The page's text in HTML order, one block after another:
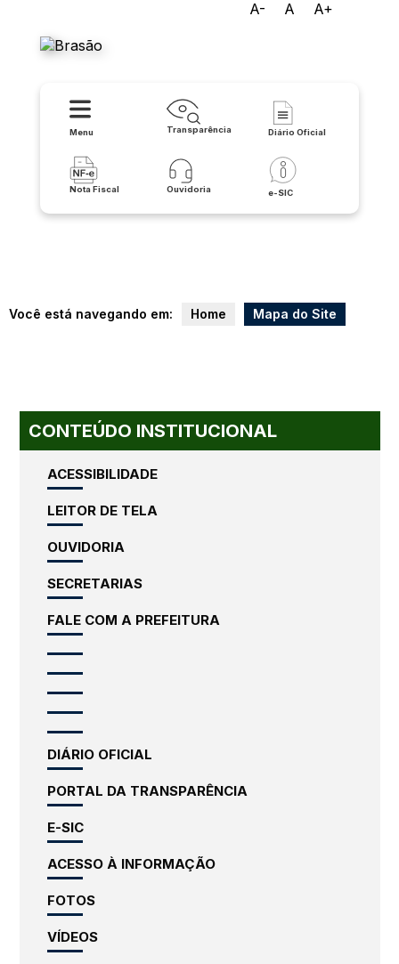
A- A A+
Menu Transparência Diário Oficial
Nota Fiscal Ouvidoria e-SIC
Você está navegando em: Home Mapa do Site
CONTEÚDO INSTITUCIONAL
ACESSIBILIDADE
LEITOR DE TELA
OUVIDORIA
SECRETARIAS
FALE COM A PREFEITURA
DIÁRIO OFICIAL
PORTAL DA TRANSPARÊNCIA
E-SIC
ACESSO À INFORMAÇÃO
FOTOS
VÍDEOS